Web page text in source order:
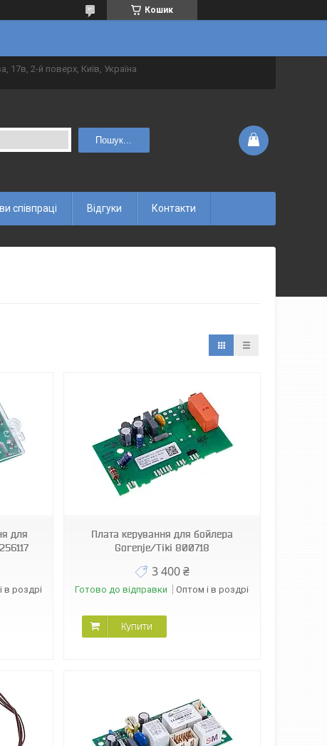
Кошик
17в, 2-й поверх, Київ, Україна
Пошук...
співпраці Відгуки Контакти
для
роздріб
Плата керування для бойлера
Gorenje/Tiki 800718
3 400 ₴
Готово до відправки Оптом і в роздріб
Купити